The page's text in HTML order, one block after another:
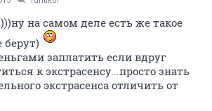
на самом деле есть же такое
берут)
заплатить если вдруг
к экстрасенсу...просто знать
экстрасенса отличить от